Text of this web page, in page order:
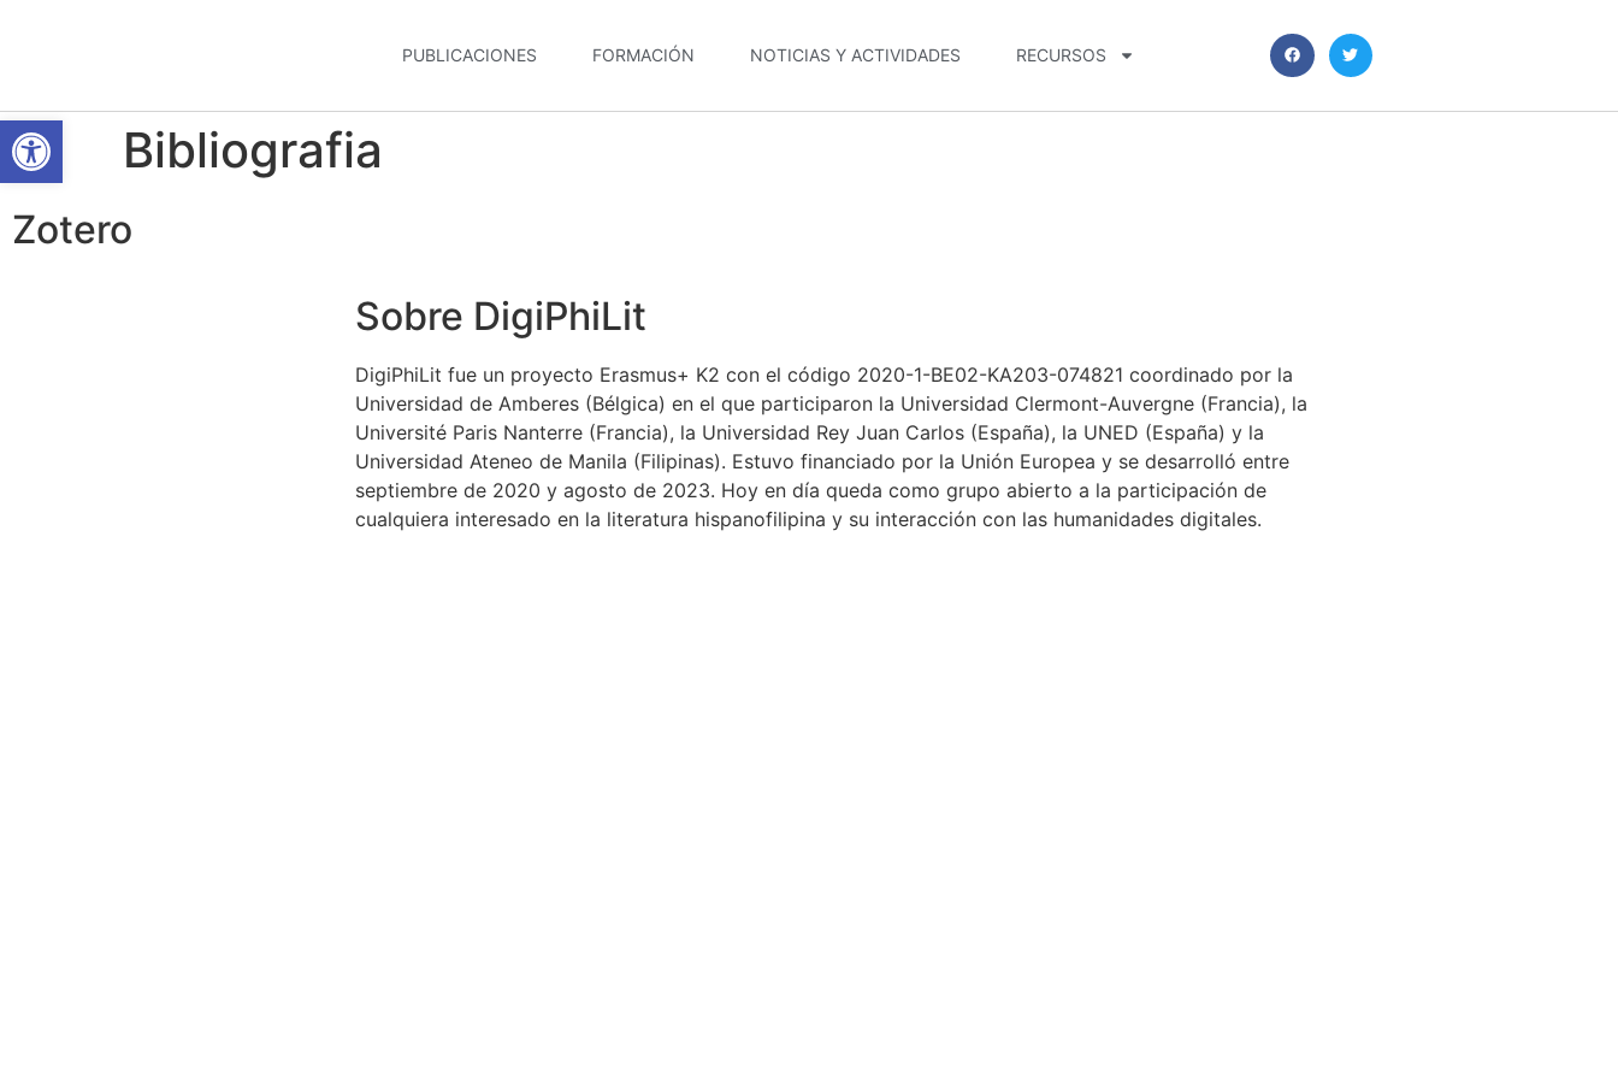
PUBLICACIONES FORMACIÓN NOTICIAS Y ACTIVIDADES RECURSOS
Bibliografia
Zotero
Sobre DigiPhiLit
DigiPhiLit fue un proyecto Erasmus+ K2 con el código 2020-1-BE02-KA203-074821 coordinado por la
Universidad de Amberes (Bélgica) en el que participaron la Universidad Clermont-Auvergne (Francia), la
Université Paris Nanterre (Francia), la Universidad Rey Juan Carlos (España), la UNED (España) y la
Universidad Ateneo de Manila (Filipinas). Estuvo financiado por la Unión Europea y se desarrolló entre
septiembre de 2020 y agosto de 2023. Hoy en día queda como grupo abierto a la participación de
cualquiera interesado en la literatura hispanofilipina y su interacción con las humanidades digitales.
Abrir barra de herramientas